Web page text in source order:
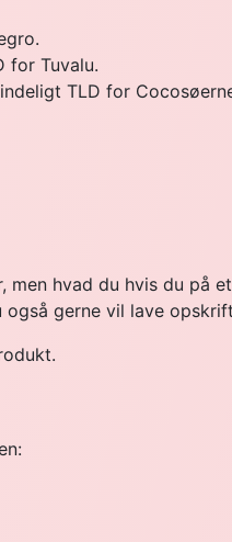
for Tuvalu.
TLD for
hvad du hvis du på
gerne vil lave